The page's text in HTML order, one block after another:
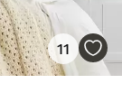
11